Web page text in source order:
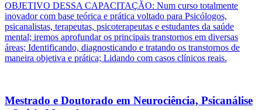
OBJETIVO DESSA CAPACITAÇÃO: Num curso totalmente
inovador com base teórica e prática voltado para Psicólogos,
psicanalistas, terapeutas, psicoterapeutas e estudantes da saúde
mental; iremos aprofundar os principais transtornos em diversas
áreas; Identificando, diagnosticando e tratando os transtornos de
maneira objetiva e prática; Lidando com casos clínicos reais.
Mestrado e Doutorado em Neurociência, Psicanálise